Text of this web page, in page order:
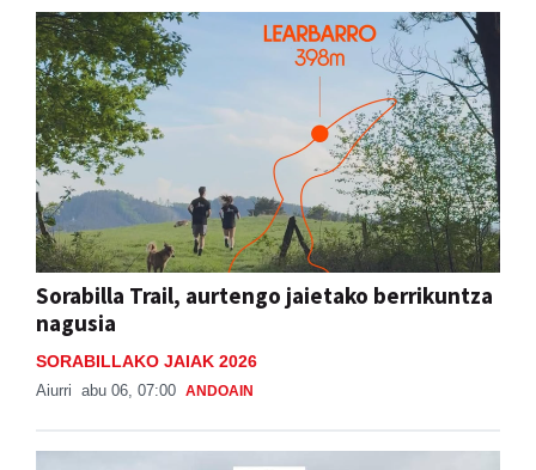
Sorabilla Trail, aurtengo jaietako berrikuntza
nagusia
SORABILLAKO JAIAK 2026
Aiurri abu 06, 07:00 ANDOAIN